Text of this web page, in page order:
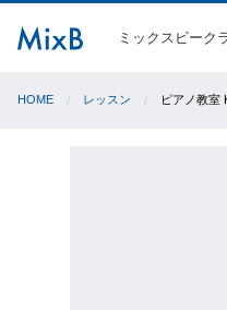
ミックスビーク
HOME レッスン ピアノ教室